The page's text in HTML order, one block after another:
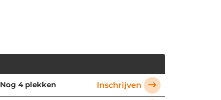
Nog 4 plekken Inschrijven